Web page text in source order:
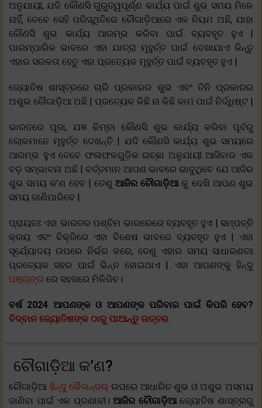
ଅନୁଯାୟୀ, ଯଦି କୌଣସି ଗୁରୁତ୍ୱପୂର୍ଣ୍ଣ କାର୍ଯ୍ୟ ପାଇଁ ଶୁଭ ସମୟ ମିଳେ
ନାହିଁ, ତେବେ ସେହି ପରିସ୍ଥିତିରେ ଚୌଗାଡ଼ିଆରେ ଏକ ନିୟମ ଅଛି, ଯାହା
କୌଣସି ଶୁଭ କାର୍ଯ୍ୟ ଆରମ୍ଭ କରିବା ପାଇଁ ବ୍ୟବହୃତ ହୁଏ |
ପାରମ୍ପାରିକ ଭାବରେ ଏହା ଯାତ୍ରା ମୂହୁର୍ତ୍ତ ପାଇଁ ଦେଖାଯାଏ କିନ୍ତୁ
ଏହାର ସରଳତା ହେତୁ ଏହା ପ୍ରତ୍ୟେକ ମୂହୁର୍ତ୍ତ ପାଇଁ ବ୍ୟବହୃତ ହୁଏ |
ଜ୍ୟୋତିଷ ଶାସ୍ତ୍ରରେ ଚାରି ପ୍ରକାରର ଶୁଭ ଏବଂ ତିନି ପ୍ରକାରର
ଅଶୁଭ ଚୌଗାଡ଼ିଆ ଅଛି | ପ୍ରତ୍ୟେକ କିଛି ନା କିଛି କାମ ପାଇଁ ନିର୍ଦ୍ଧିଷ୍ଟ |
ଭାରତରେ ପୂଜା, ଯଜ୍ଞ କିମ୍ବା କୌଣସି ଶୁଭ କାର୍ଯ୍ୟ କରିବା ପୂର୍ବରୁ
ଲୋକମାନେ ମୂହୁର୍ତ୍ତ ଦେଖନ୍ତି | ଯଦି କୌଣସି କାର୍ଯ୍ୟ ଶୁଭ ସମୟରେ
ଆରମ୍ଭ ହୁଏ ତେବେ ଫଳାଫଳଗୁଡ଼ିକ ଇଚ୍ଛା ଅନୁଯାୟୀ ଆସିବାର ଏକ
ବଡ଼ ସମ୍ଭାବନା ଅଛି | ବର୍ତ୍ତମାନ ଆପଣ ଭାବରେ ଭାବୁଥିବେ ଯେ ଆଜିର
ଶୁଭ ସମୟ କ’ଣ ହେବ | ତେଣୁ ଆଜିର ଚୌଗାଡ଼ିଆକୁ ଦେଖି ଆପଣ ଶୁଭ
ସମୟ ଜାଣିପାରିବେ |
ପ୍ରାୟତଃ ଏହା ଭାରତର ପଶ୍ଚିମ ଭାଗରେରେ ବ୍ୟବହୃତ ହୁଏ | ସମ୍ପତ୍ତି
କ୍ରୟ ଏବଂ ବିକ୍ରିରେ ଏହା ବିଶେଷ ଭାବରେ ବ୍ୟବହୃତ ହୁଏ | ଏହା
ସୂର୍ଯ୍ୟୋଦୟ ଉପରେ ନିର୍ଭର କରେ, ତେଣୁ ଏହାର ସମୟ ସାଧାରଣତଃ
ପ୍ରତ୍ୟେକ ସହର ପାଇଁ ଭିନ୍ନ ହୋଇଥାଏ | ଏହା ଆପଣଙ୍କୁ ହିନ୍ଦୁ
ପଞ୍ଚାଙ୍ଗ ରେ ସହଜରେ ମିଳିଜିବ।
ବର୍ଷ 2024 ଆପଣଙ୍କ ଓ ଆପଣଙ୍କ ପରିବାର ପାଇଁ କିପରି ହେବ?
ବିଦ୍ବାନ ଜ୍ୟୋତିଷଙ୍କ ଠାରୁ ପାଆନ୍ତୁ ଉତ୍ତର
ଚୌଗାଡ଼ିଆ କ’ଣ?
ଚୌଗାଡ଼ିଆ ହିନ୍ଦୁ କୈଲନ୍ଡର୍ ଉପରେ ଆଧାରିତ ଶୁଭ ଓ ଅଶୁଭ ଅସମୟ
ଜାଣିବା ପାଇଁ ଏକ ପ୍ରଣାଳୀ। ଆଜିର ଚୌଗାଡ଼ିଆଜ୍ୟୋତିଷ ଶାସ୍ତ୍ରରୁ